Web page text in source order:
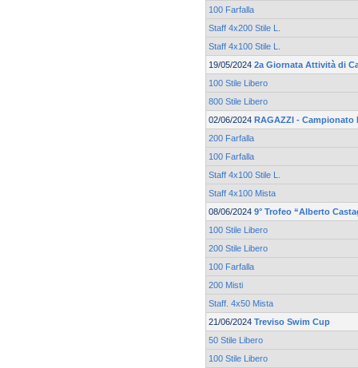
100 Farfalla
Staff 4x200 Stile L.
Staff 4x100 Stile L.
19/05/2024 2a Giornata Attività di
100 Stile Libero
800 Stile Libero
02/06/2024 RAGAZZI - Campionato
200 Farfalla
100 Farfalla
Staff 4x100 Stile L.
Staff 4x100 Mista
08/06/2024 9° Trofeo “Alberto
100 Stile Libero
200 Stile Libero
100 Farfalla
200 Misti
Staff. 4x50 Mista
21/06/2024 Treviso Swim Cup
50 Stile Libero
100 Stile Libero